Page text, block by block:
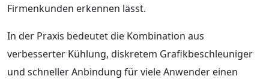
Firmenkunden erkennen lässt.
In der Praxis bedeutet die Kombination aus
verbesserter Kühlung, diskretem Grafikbeschleuniger
und schneller Anbindung für viele Anwender einen